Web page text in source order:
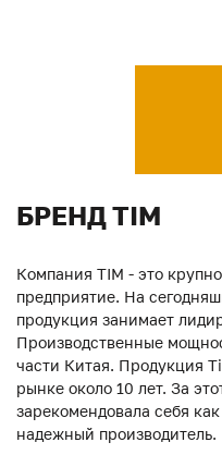
БРЕНД TIM
Компания TIM - это
предприятие. На
продукция занимает
Производственные
части Китая. Продукция
рынке около 10 лет. За
зарекомендовала себя
надежный производитель.